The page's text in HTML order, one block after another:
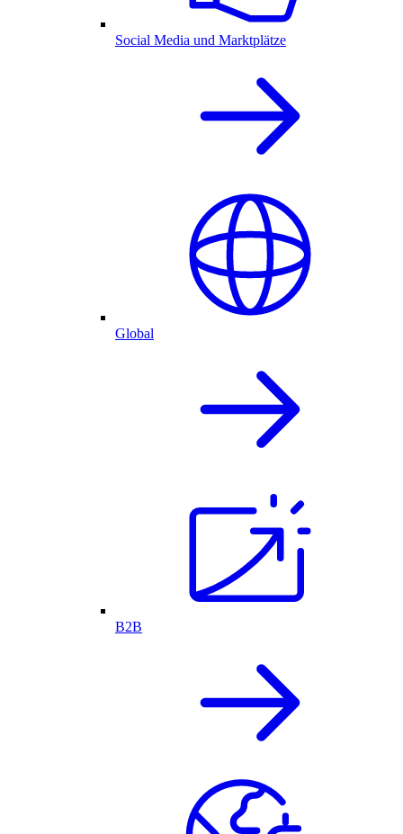
Social Media und Marktplätze
Global
B2B